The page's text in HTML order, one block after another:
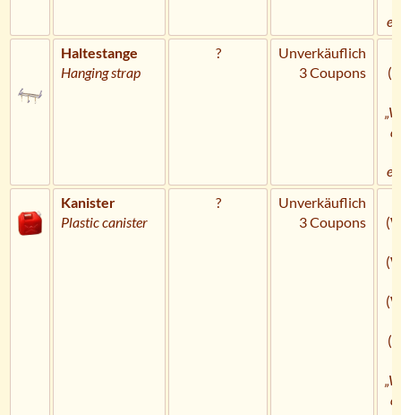
Haltestange
Hanging strap
?
Unverkäuflich
3 Coupons
Kanister
Plastic canister
?
Unverkäuflich
3 Coupons